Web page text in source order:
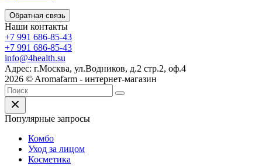
Обратная связь
Наши контакты
+7 991 686-85-43
+7 991 686-85-43
info@4health.su
Адрес: г.Москва, ул.Водников, д.2 стр.2, оф.4
2026 © Aromafarm - интернет-магазин
Популярные запросы
Комбо
Уход за лицом
Косметика